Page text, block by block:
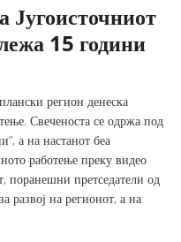
Југоисточниот
15 години
регион денеска
Свеченоста се одржа под
а на настанот беа
работење преку видео
поранешни претседатели од
развој на регионот, а на